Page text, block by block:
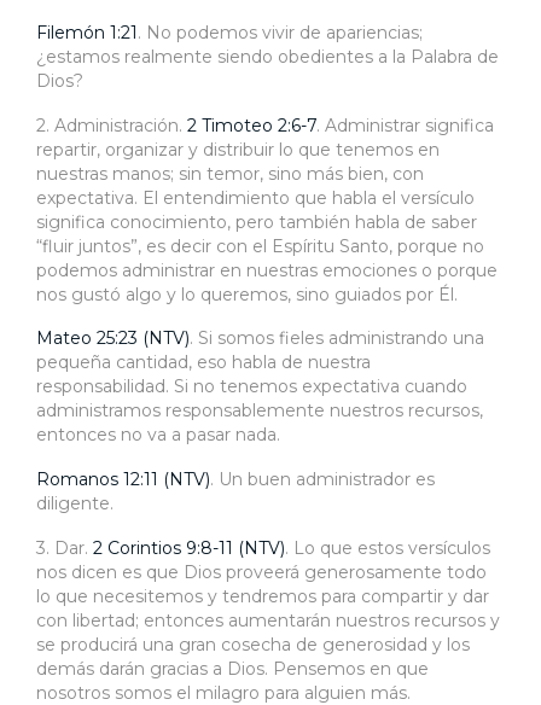
Filemón 1:21. No podemos vivir de apariencias;
¿estamos realmente siendo obedientes a la Palabra de
Dios?
2. Administración. 2 Timoteo 2:6-7. Administrar significa
repartir, organizar y distribuir lo que tenemos en
nuestras manos; sin temor, sino más bien, con
expectativa. El entendimiento que habla el versículo
significa conocimiento, pero también habla de saber
“fluir juntos”, es decir con el Espíritu Santo, porque no
podemos administrar en nuestras emociones o porque
nos gustó algo y lo queremos, sino guiados por Él.
Mateo 25:23 (NTV). Si somos fieles administrando una
pequeña cantidad, eso habla de nuestra
responsabilidad. Si no tenemos expectativa cuando
administramos responsablemente nuestros recursos,
entonces no va a pasar nada.
Romanos 12:11 (NTV). Un buen administrador es
diligente.
3. Dar. 2 Corintios 9:8-11 (NTV). Lo que estos versículos
nos dicen es que Dios proveerá generosamente todo
lo que necesitemos y tendremos para compartir y dar
con libertad; entonces aumentarán nuestros recursos y
se producirá una gran cosecha de generosidad y los
demás darán gracias a Dios. Pensemos en que
nosotros somos el milagro para alguien más.